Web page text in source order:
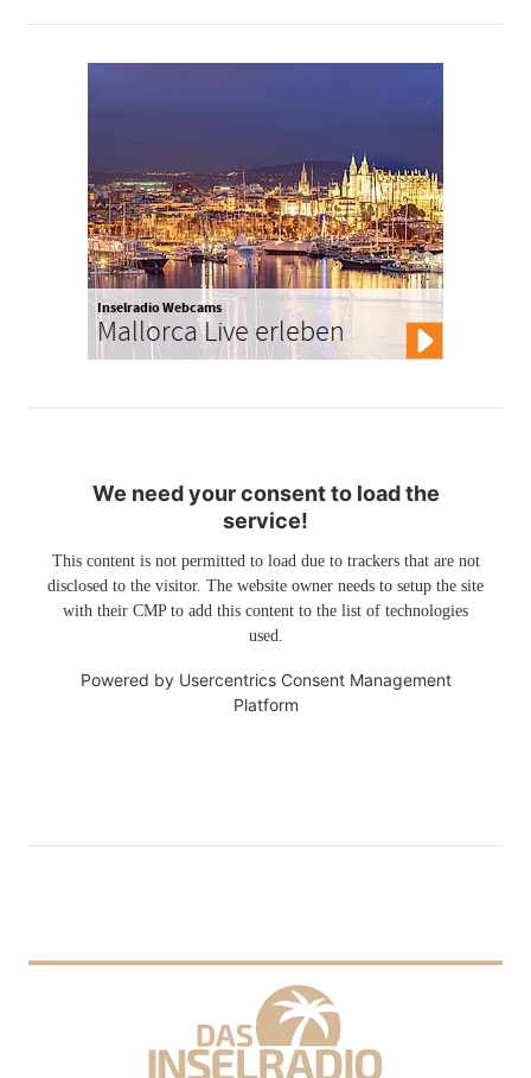
Inselradio Webcams
Mallorca Live erleben
We need your consent to load the
service!
This content is not permitted to load due to trackers that are not
disclosed to the visitor. The website owner needs to setup the site
with their CMP to add this content to the list of technologies
used.
Powered by Usercentrics Consent Management
Platform